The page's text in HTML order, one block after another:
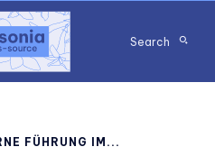
Search
FÜHRUNG IM...